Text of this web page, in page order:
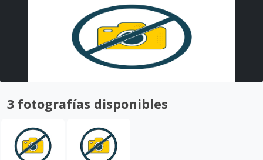
3 fotografías disponibles